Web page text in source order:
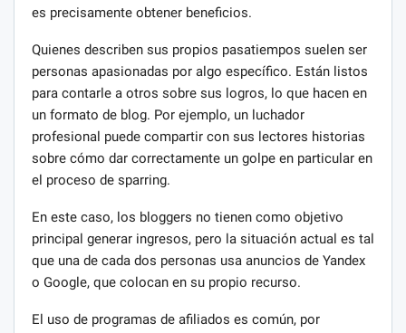
es precisamente obtener beneficios.
Quienes describen sus propios pasatiempos suelen ser
personas apasionadas por algo específico. Están listos
para contarle a otros sobre sus logros, lo que hacen en
un formato de blog. Por ejemplo, un luchador
profesional puede compartir con sus lectores historias
sobre cómo dar correctamente un golpe en particular en
el proceso de sparring.
En este caso, los bloggers no tienen como objetivo
principal generar ingresos, pero la situación actual es tal
que una de cada dos personas usa anuncios de Yandex
o Google, que colocan en su propio recurso.
El uso de programas de afiliados es común, por